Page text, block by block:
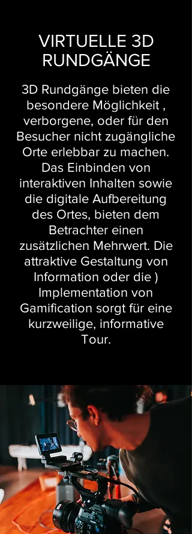
VIRTUELLE 3D
RUNDGÄNGE
3D Rundgänge bieten die
besondere Möglichkeit ,
verborgene, oder für den
Besucher nicht zugängliche
Orte erlebbar zu machen.
Das Einbinden von
interaktiven Inhalten sowie
die digitale Aufbereitung
des Ortes, bieten dem
Betrachter einen
zusätzlichen Mehrwert. Die
attraktive Gestaltung von
Information oder die )
Implementation von
Gamification sorgt für eine
kurzweilige, informative
Tour.